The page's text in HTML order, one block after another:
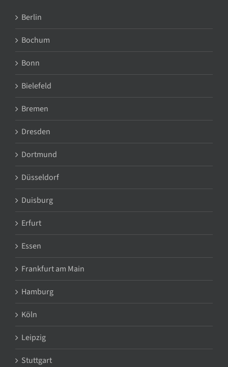
Berlin
Bochum
Bonn
Bielefeld
Bremen
Dresden
Dortmund
Düsseldorf
Duisburg
Erfurt
Essen
Frankfurt am Main
Hamburg
Köln
Leipzig
Stuttgart